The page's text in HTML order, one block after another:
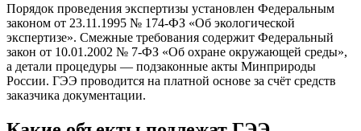
Порядок проведения экспертизы установлен Федеральным
законом от 23.11.1995 № 174-ФЗ «Об экологической
экспертизе». Смежные требования содержит Федеральный
закон от 10.01.2002 № 7-ФЗ «Об охране окружающей среды»,
а детали процедуры — подзаконные акты Минприроды
России. ГЭЭ проводится на платной основе за счёт средств
заказчика документации.